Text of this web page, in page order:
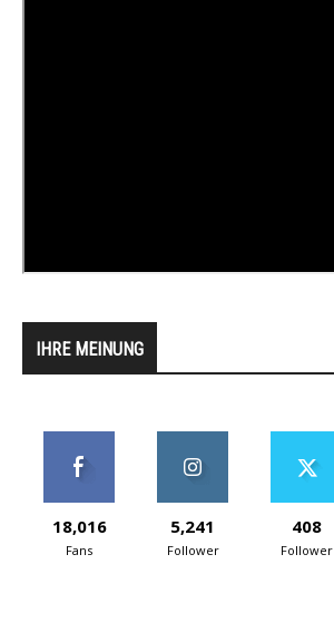
IHRE MEINUNG
18,016
Fans
5,241
Follower
408
Follower